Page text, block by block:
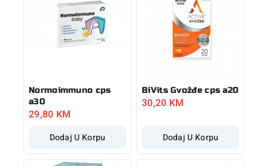
Normoimmuno cps
a30
29,80 KM
Dodaj U Korpu
BiVits Gvožđe cps a20
30,20 KM
Dodaj U Korpu